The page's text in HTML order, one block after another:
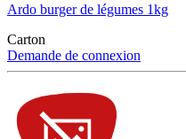
Ardo burger de légumes 1kg
Carton
Demande de connexion